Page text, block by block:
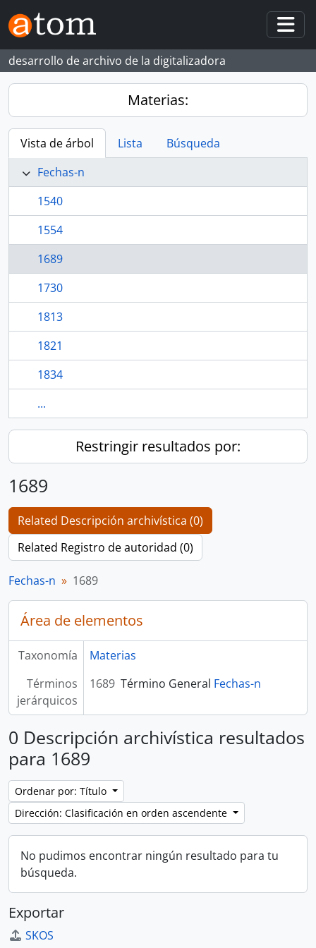
Skip to main content
desarrollo de archivo de la digitalizadora
Materias:
Vista de árbol Lista
Búsqueda
Fechas-n
1540
1554
1689
1730
1813
1821
1834
...
Restringir resultados por:
1689
Related Descripción archivística (0)
Related Registro de autoridad (0)
Fechas-n 1689
Área de elementos
Taxonomía
Materias
Términos
jerárquicos
1689 Término General Fechas-n
0 Descripción archivística resultados
para 1689
Ordenar por: Título
Dirección: Clasificación en orden ascendente
No pudimos encontrar ningún resultado para tu
búsqueda.
Exportar
SKOS